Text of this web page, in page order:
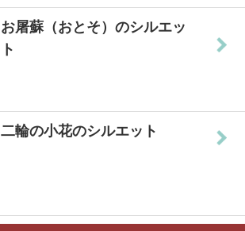
お屠蘇（おとそ）のシルエッ
ト
二輪の小花のシルエット